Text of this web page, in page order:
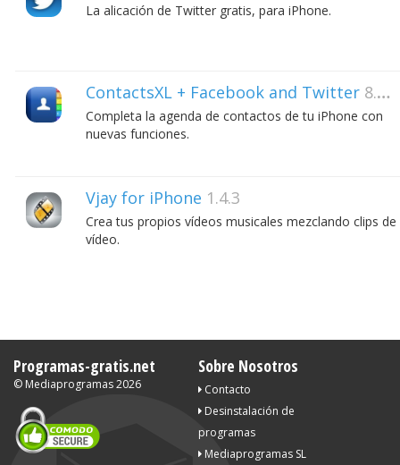
La alicación de Twitter gratis, para iPhone.
ContactsXL + Facebook and Twitter 8.93
Completa la agenda de contactos de tu iPhone con
nuevas funciones.
Vjay for iPhone 1.4.3
Crea tus propios vídeos musicales mezclando clips de
vídeo.
Programas-gratis.net
© Mediaprogramas2026
Sobre Nosotros
Contacto
Desinstalación de
programas
Mediaprogramas SL